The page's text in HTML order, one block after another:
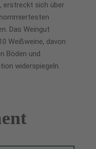
erstreckt sich über
Das Weingut
Weißweine, davon
Böden und
widerspiegeln.